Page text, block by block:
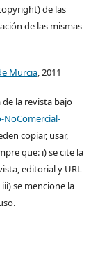
de las
de las mismas
Murcia, 2011
de la revista bajo
NoComercial-
copiar, usar,
que: i) se cite la
editorial y URL
se mencione la